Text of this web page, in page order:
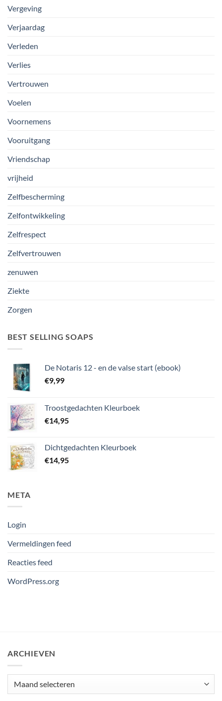
Vergeving
Verjaardag
Verleden
Verlies
Vertrouwen
Voelen
Voornemens
Vooruitgang
Vriendschap
vrijheid
Zelfbescherming
Zelfontwikkeling
Zelfrespect
Zelfvertrouwen
zenuwen
Ziekte
Zorgen
BEST SELLING SOAPS
De Notaris 12 - en de valse start (ebook)
€9,99
Troostgedachten Kleurboek
€14,95
Dichtgedachten Kleurboek
€14,95
META
Login
Vermeldingen feed
Reacties feed
WordPress.org
ARCHIEVEN